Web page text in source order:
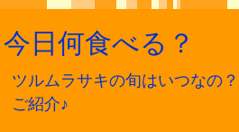
今日何食べる？
ツルムラサキの旬はいつなの
ご紹介♪